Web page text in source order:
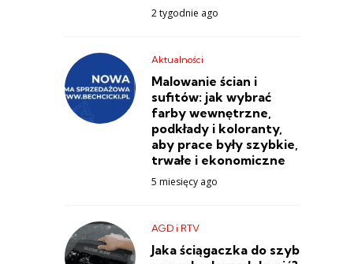
2 tygodnie ago
Aktualności
Malowanie ścian i
sufitów: jak wybrać
farby wewnętrzne,
podkłady i koloranty,
aby prace były szybkie,
trwałe i ekonomiczne
5 miesięcy ago
AGD i RTV
Jaka ściągaczka do szyb